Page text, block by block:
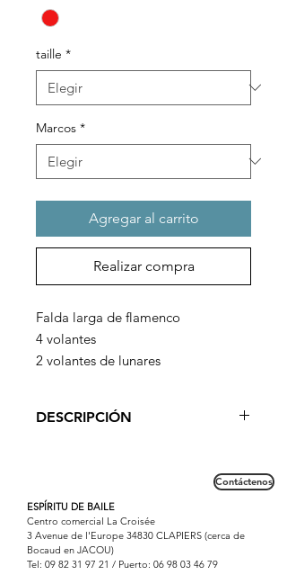
taille *
Marcos *
Agregar al carrito
Realizar compra
Falda larga de flamenco
4 volantes
2 volantes de lunares
DESCRIPCIÓN
lisa y con estampado de lunares,
movimiento de la bailaora.
Esta falda larga de INTERMEZZO se
puede llevar en clase pero sobre
todo por su elegancia y calidad
Contáctenos
ESPÍRITU DE BAILE
Centro comercial La Croisée
3 Avenue de l'Europe 34830 CLAPIERS (cerca de
Bocaud en JACOU)
Tel: 09 82 31 97 21 / Puerto: 06 98 03 46 79